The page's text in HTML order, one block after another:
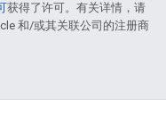
获得了许可。有关详情，请
和/或其关联公司的注册商